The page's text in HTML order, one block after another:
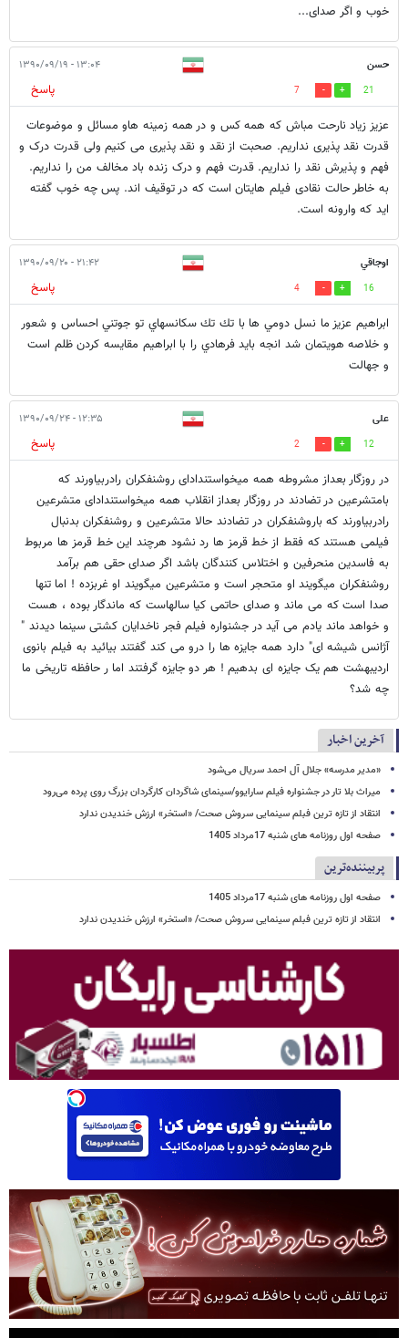
خوب و اگر صدای...
حسن ۱۳:۰۴ - ۱۳۹۰/۰۹/۱۹
21
7
پاسخ
عزیز زیاد نارحت مباش که همه کس و در همه زمینه هاو مسائل و موضوعات
قدرت نقد پذیری نداریم. صحبت از نقد و نقد پذیری می کنیم ولی قدرت درک و
فهم و پذیرش نقد را نداریم. قدرت فهم و درک زنده باد مخالف من را نداریم.
به خاطر حالت نقادی فیلم هایتان است که در توقیف اند. پس چه خوب گفته
اید که وارونه است.
اوجاقي ۲۱:۴۲ - ۱۳۹۰/۰۹/۲۰
16
4
پاسخ
ابراهيم عزيز ما نسل دومي ها با تك تك سكانسهاي تو جوتني احساس و شعور
و خلاصه هويتمان شد انجه بايد فرهادي را با ابراهيم مقايسه كردن ظلم است
و جهالت
علی ۱۲:۳۵ - ۱۳۹۰/۰۹/۲۴
12
2
پاسخ
در روزگار بعداز مشروطه همه میخواستندادای روشنفکران رادربیاورند که
بامتشرعین در تضادند در روزگار بعداز انقلاب همه میخواستندادای متشرعین
رادربیاورند که باروشنفکران در تضادند حالا متشرعین و روشنفکران بدنبال
فیلمی هستند که فقط از خط قرمز ها رد نشود هرچند این خط قرمز ها مربوط
به فاسدین منحرفین و اختلاس کنندگان باشد اگر صدای حقی هم برآمد
روشنفکران میگویند او متحجر است و متشرعین میگویند او غربزده ! اما تنها
صدا است که می ماند و صدای حاتمی کیا سالهاست که ماندگار بوده ، هست
و خواهد ماند یادم می آید در جشنواره فیلم فجر ناخدایان کشتی سینما دیدند "
آژانس شیشه ای" دارد همه جایزه ها را درو می کند گفتند بیائید به فیلم بانوی
اردیبهشت هم یک جایزه ای بدهیم ! هر دو جایزه گرفتند اما ر حافظه تاریخی ما
چه شد؟
آخرین اخبار
«مدیر مدرسه» جلال آل احمد سریال می‌شود
میراث بلا تار در جشنواره فیلم سارایوو/سینمای شاگردان کارگردان بزرگ روی پرده می‌رود
انتقاد از تازه ترین فبلم سینمایی سروش صحت/ «استخر» ارزش خندیدن ندارد
صفحه اول روزنامه های شنبه 17مرداد 1405
پربیننده‌ترین
صفحه اول روزنامه های شنبه 17مرداد 1405
انتقاد از تازه ترین فبلم سینمایی سروش صحت/ «استخر» ارزش خندیدن ندارد